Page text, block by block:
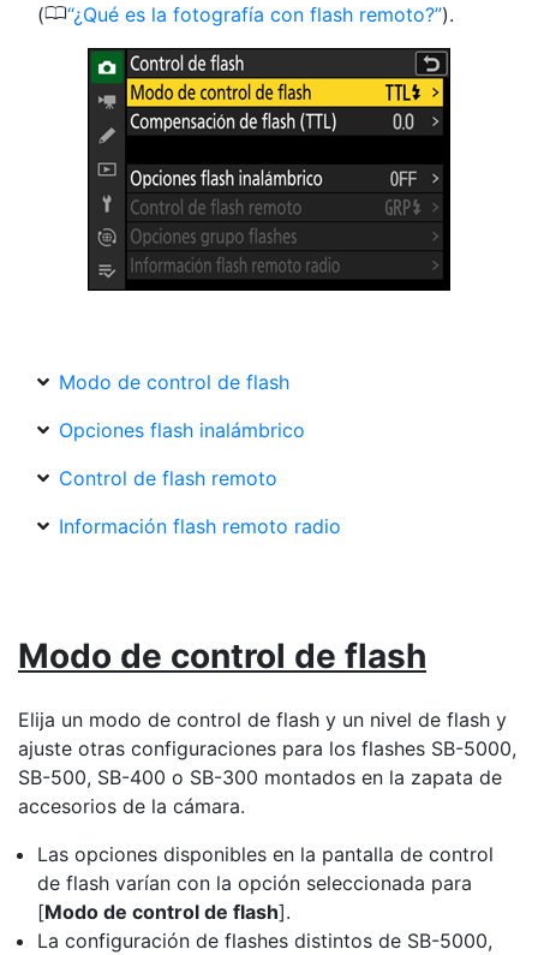
(0 ¿Qué es la fotografía con flash remoto? ).
Modo de control de flash
Opciones flash inalámbrico
Control de flash remoto
Información flash remoto radio
Modo de control de flash
Elija un modo de control de flash y un nivel de flash y
ajuste otras configuraciones para los flashes SB-5000,
SB-500, SB-400 o SB-300 montados en la zapata de
accesorios de la cámara.
Las opciones disponibles en la pantalla de control
de flash varían con la opción seleccionada para
[Modo de control de flash].
La configuración de flashes distintos de SB-5000,